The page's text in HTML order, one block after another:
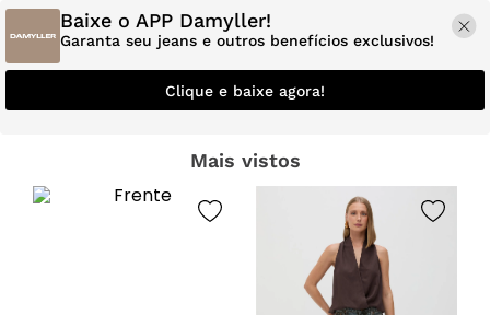
Baixe o APP Damyller!
Garanta seu jeans e outros benefícios exclusivos!
Clique e baixe agora!
Mais vistos